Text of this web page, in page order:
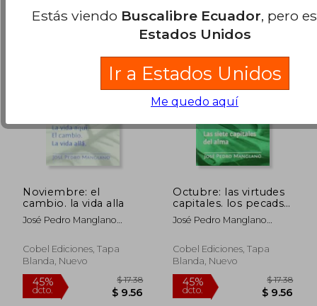
45%
dcto.
$ 17.52
$ 9.64
45%
dcto. $
Noviembre: el
cambio. la vida alla
José Pedro Manglano
Cobel Ediciones, Tapa
Blanda, Nuevo
Octubre: las virtudes
capitales. los pecadso
capitales
José Pedro Manglano
Cobel Ediciones, Tapa
Blanda, Nuevo
Estás viendo Buscalibre Ecuador, pero
Estados Unidos
Ir a Estados Unidos
Me quedo aquí